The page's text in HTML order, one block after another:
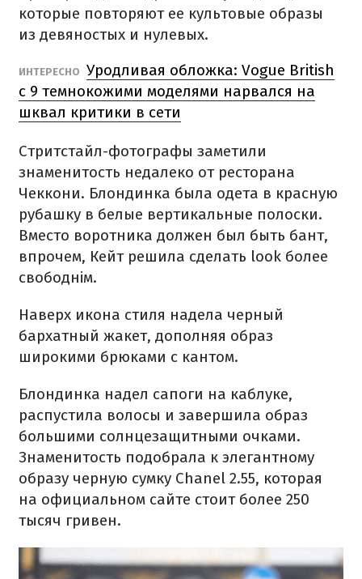
которые повторяют ее культовые образы
из девяностых и нулевых.
ИНТЕРЕСНО Уродливая обложка: Vogue British
с 9 темнокожими моделями нарвался на
шквал критики в сети
Стритстайл-фотографы заметили
знаменитость недалеко от ресторана
Чеккони. Блондинка была одета в красную
рубашку в белые вертикальные полоски.
Вместо воротника должен был быть бант,
впрочем, Кейт решила сделать look более
свободнім.
Наверх икона стиля надела черный
бархатный жакет, дополняя образ
широкими брюками с кантом.
Блондинка надел сапоги на каблуке,
распустила волосы и завершила образ
большими солнцезащитными очками.
Знаменитость подобрала к элегантному
образу черную сумку Chanel 2.55, которая
на официальном сайте стоит более 250
тысяч гривен.